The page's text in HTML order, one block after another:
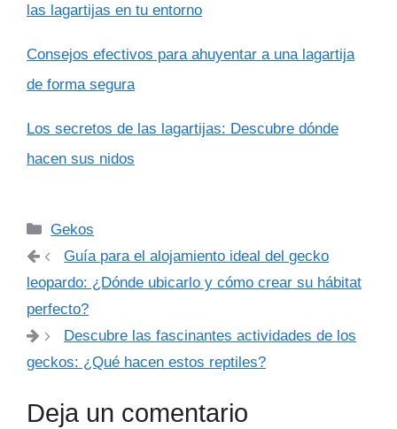
las lagartijas en tu entorno
Consejos efectivos para ahuyentar a una lagartija
de forma segura
Los secretos de las lagartijas: Descubre dónde
hacen sus nidos
Categorías
Gekos
Guía para el alojamiento ideal del gecko
leopardo: ¿Dónde ubicarlo y cómo crear su hábitat
perfecto?
Descubre las fascinantes actividades de los
geckos: ¿Qué hacen estos reptiles?
Deja un comentario